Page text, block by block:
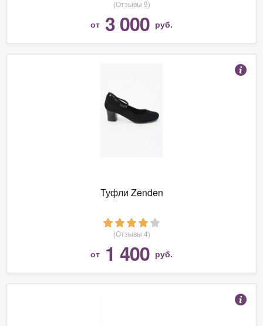
(Отзывы 9)
от 3 000 руб.
Туфли Zenden
(Отзывы 4)
от 1 400 руб.